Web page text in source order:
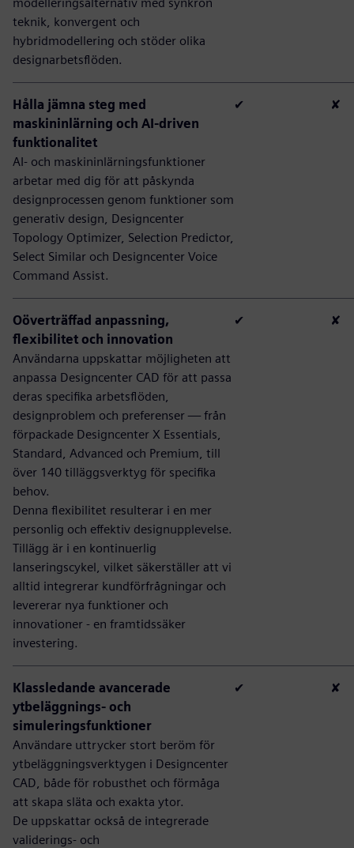
teknik, konvergent och
hybridmodellering och stöder olika
designarbetsflöden.
Hålla jämna steg med
maskininlärning och AI-driven
funktionalitet
AI- och maskininlärningsfunktioner
arbetar med dig för att påskynda
designprocessen genom funktioner som
generativ design, Designcenter
Topology Optimizer, Selection Predictor,
Select Similar och Designcenter Voice
Command Assist.
✔ ✘
Oöverträffad anpassning,
flexibilitet och innovation
Användarna uppskattar möjligheten att
anpassa Designcenter CAD för att passa
deras specifika arbetsflöden,
designproblem och preferenser — från
förpackade Designcenter X Essentials,
Standard, Advanced och Premium, till
över 140 tilläggsverktyg för specifika
behov.
Denna flexibilitet resulterar i en mer
personlig och effektiv designupplevelse.
Tillägg är i en kontinuerlig
lanseringscykel, vilket säkerställer att vi
alltid integrerar kundförfrågningar och
levererar nya funktioner och
innovationer - en framtidssäker
investering.
✔ ✘
Klassledande avancerade
ytbeläggnings- och
simuleringsfunktioner
Användare uttrycker stort beröm för
ytbeläggningsverktygen i Designcenter
CAD, både för robusthet och förmåga
att skapa släta och exakta ytor.
De uppskattar också de integrerade
validerings- och
✔ ✘